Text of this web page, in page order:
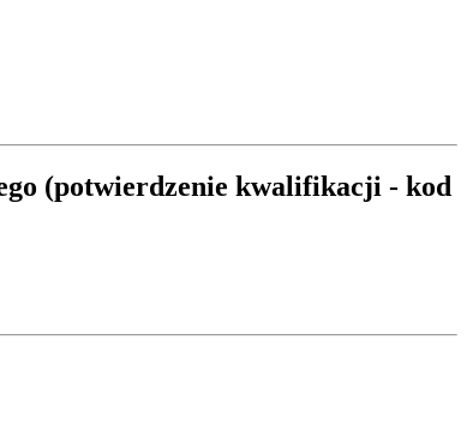
(potwierdzenie kwalifikacji - kod